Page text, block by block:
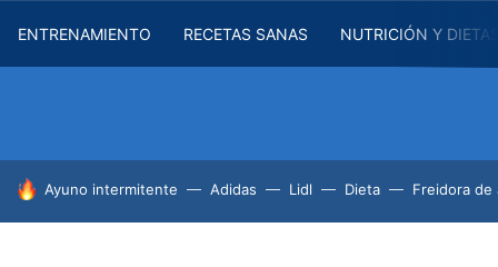
ENTRENAMIENTO RECETAS SANAS NUTRICIÓN Y
HOY SE HABLA DE
Ayuno intermitente Adidas Lidl Dieta Freidora de